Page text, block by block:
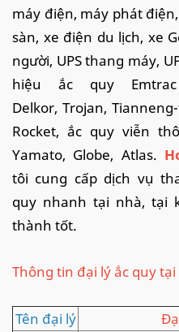
máy điện, máy phát
sàn, xe điện du lịch, xe
người, UPS thang máy,
hiệu ắc quy
Delkor, Trojan,
Rocket, ắc quy viễn
Yamato, Globe, Atlas.
tôi cung cấp dịch vụ
quy nhanh tại nhà, tại
thành tốt.
Thông tin đại lý ắc quy
Tên đại lý